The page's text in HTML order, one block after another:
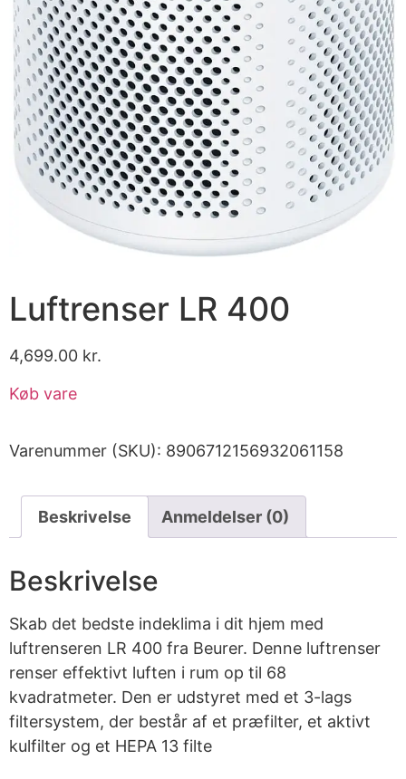
Luftrenser LR 400
4,699.00 kr.
Køb vare
Varenummer (SKU): 8906712156932061158
Beskrivelse Anmeldelser (0)
Beskrivelse
Skab det bedste indeklima i dit hjem med
luftrenseren LR 400 fra Beurer. Denne luftrenser
renser effektivt luften i rum op til 68
kvadratmeter. Den er udstyret med et 3-lags
filtersystem, der består af et præfilter, et aktivt
kulfilter og et HEPA 13 filte